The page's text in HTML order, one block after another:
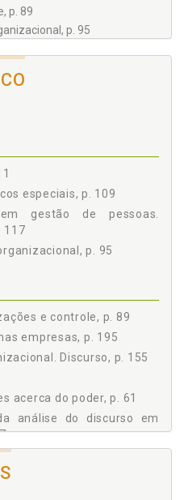
p. 89
p. 95
da análise do discurso em
p. 173
p. 185
para se trabalhar, p.
especiais, p. 109
gestão de pessoas.
117
p. 95
e controle, p. 89
empresas, p. 195
Discurso, p. 155
acerca do poder, p. 61
análise do discurso em
acerca do trabalho, p.